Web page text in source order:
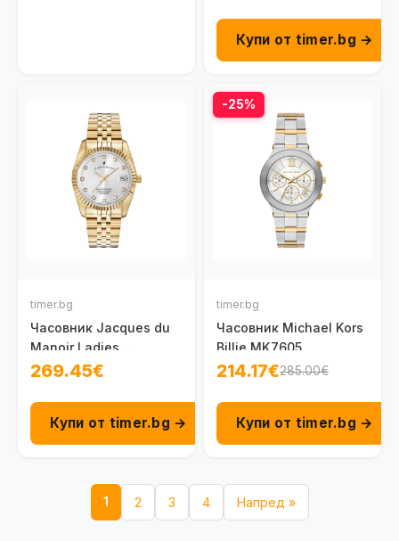
Купи от timer.bg →
timer.bg
Часовник Jacques du
Manoir Ladies
Inspiration NRO.11
269.45€
Купи от timer.bg →
-25%
timer.bg
Часовник Michael Kors
Billie MK7605
214.17€285.00€
Купи от timer.bg →
1 2 3 4 Напред »